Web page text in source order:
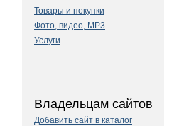
Товары и покупки
Фото, видео, MP3
Услуги
Владельцам сайтов
Добавить сайт в каталог